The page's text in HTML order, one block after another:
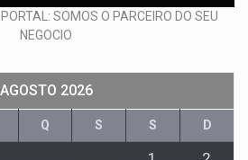
SOMOS O PARCEIRO DO SEU
NEGOCIO
AGOSTO 2026
Q S S D